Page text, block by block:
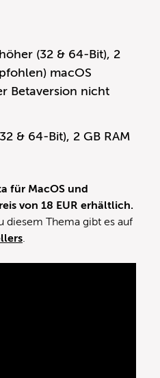
(32 & 64-Bit), 2
macOS
Betaversion nicht
& 64-Bit), 2 GB RAM
für MacOS und
von 18 EUR erhältlich.
Thema gibt es auf
.